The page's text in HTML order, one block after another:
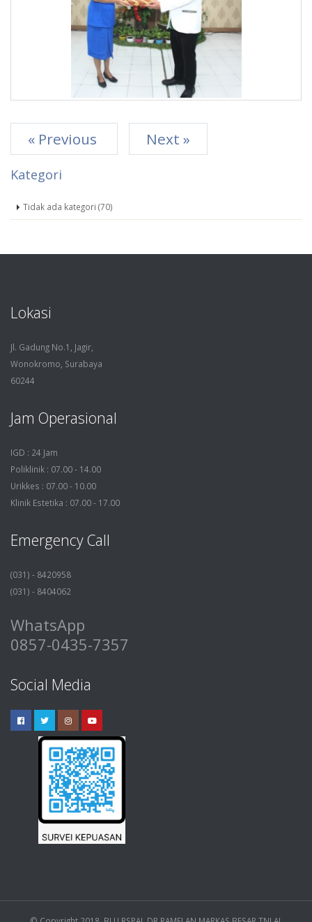
« Previous Next »
Kategori
Tidak ada kategori (70)
Lokasi
Jl. Gadung No.1, Jagir,
Wonokromo, Surabaya
60244
Jam Operasional
IGD : 24 Jam
Poliklinik : 07.00 - 14.00
Urikkes : 07.00 - 10.00
Klinik Estetika : 07.00 - 17.00
Emergency Call
(031) - 8420958
(031) - 8404062
WhatsApp
0857-0435-7357
Social Media